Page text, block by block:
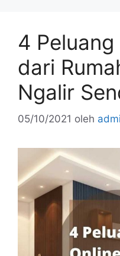
4
dari
Ngalir
05/10/2021 oleh